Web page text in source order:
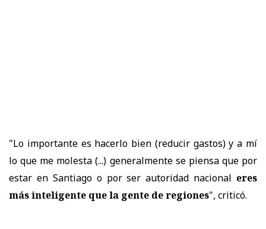
"Lo importante es hacerlo bien (reducir gastos) y a mí
lo que me molesta (...) generalmente se piensa que por
estar en Santiago o por ser autoridad nacional eres
más inteligente que la gente de regiones", criticó.